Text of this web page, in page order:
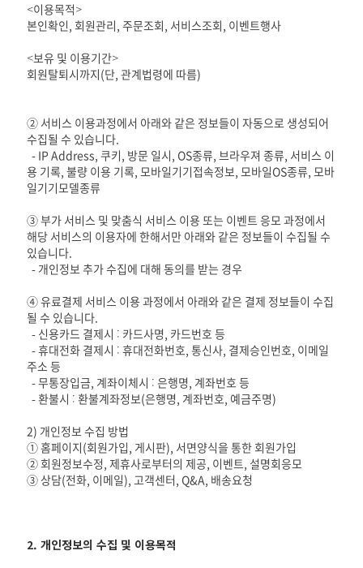
<이용목적>
본인확인, 회원관리, 주문조회, 서비스조회, 이벤트행사
<보유 및 이용기간>
회원탈퇴시까지(단, 관계법령에 따름)
② 서비스 이용과정에서 아래와 같은 정보들이 자동으로 생성되어
수집될 수 있습니다.
- IP Address, 쿠키, 방문 일시, OS종류, 브라우져 종류, 서비스 이
용 기록, 불량 이용 기록, 모바일기기접속정보, 모바일OS종류, 모바
일기기모델종류
③ 부가 서비스 및 맞춤식 서비스 이용 또는 이벤트 응모 과정에서
해당 서비스의 이용자에 한해서만 아래와 같은 정보들이 수집될 수
있습니다.
- 개인정보 추가 수집에 대해 동의를 받는 경우
④ 유료결제 서비스 이용 과정에서 아래와 같은 결제 정보들이 수집
될 수 있습니다.
- 신용카드 결제시 : 카드사명, 카드번호 등
- 휴대전화 결제시 : 휴대전화번호, 통신사, 결제승인번호, 이메일
주소 등
- 무통장입금, 계좌이체시 : 은행명, 계좌번호 등
- 환불시 : 환불계좌정보(은행명, 계좌번호, 예금주명)
2) 개인정보 수집 방법
① 홈페이지(회원가입, 게시판), 서면양식을 통한 회원가입
② 회원정보수정, 제휴사로부터의 제공, 이벤트, 설명회응모
③ 상담(전화, 이메일), 고객센터, Q&A, 배송요청
2. 개인정보의 수집 및 이용목적